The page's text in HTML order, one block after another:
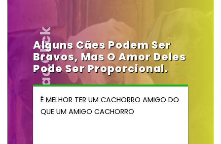
Vendocao.click
Alguns Cães Podem Ser
Bravos, Mas O Amor Deles
Pode Ser Proporcional.
É MELHOR TER UM CACHORRO AMIGO DO
QUE UM AMIGO CACHORRO